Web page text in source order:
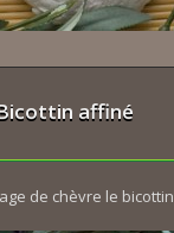
affiné
de chèvre le